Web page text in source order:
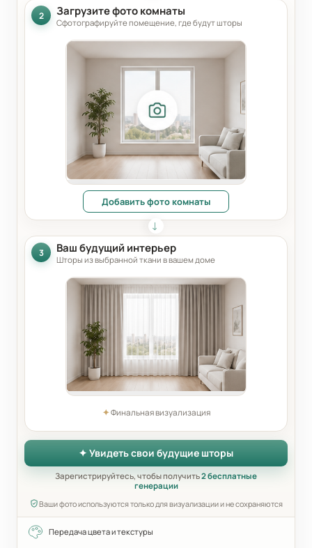
2 Загрузите фото комнаты
Сфотографируйте помещение, где будут шторы
Добавить фото комнаты
3 Ваш будущий интерьер
Шторы из выбранной ткани в вашем доме
✦Финальная визуализация
✦ Увидеть свои будущие шторы
Зарегистрируйтесь, чтобы получить2 бесплатные
генерации
Ваши фото используются только для визуализации и не сохраняются
Передача цвета и текстуры